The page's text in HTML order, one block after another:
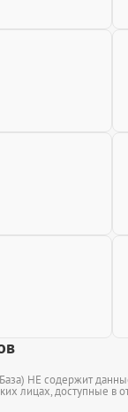
НЕ содержит
лицах, доступные в